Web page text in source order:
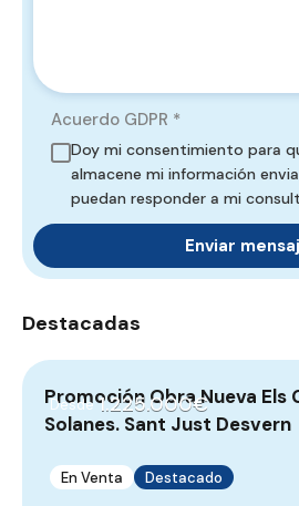
Acuerdo GDPR *
Doy mi consentimiento para
almacene mi información
puedan responder a mi
Destacadas
Promoción Obra Nueva Els
Solanes. Sant Just Desvern
En Venta Destacado
Desde 1.225.000€